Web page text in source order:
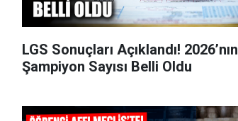
LGS Sonuçları Açıklandı! 2026’nın
Şampiyon Sayısı Belli Oldu